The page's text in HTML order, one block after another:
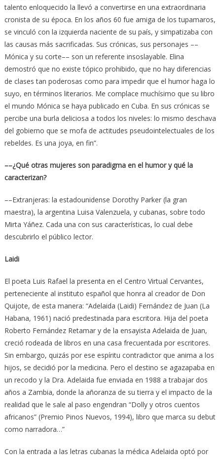
talento enloquecido la llevó a convertirse en una extraordinaria
cronista de su época. En los años 60 fue amiga de los tupamaros,
se vinculó con la izquierda naciente de su país, y simpatizaba con
las causas más sacrificadas. Sus crónicas, sus personajes ––
Mónica y su corte–– son un referente insoslayable. Elina
demostró que no existe tópico prohibido, que no hay diferencias
de clases tan poderosas como para impedir que el humor haga lo
suyo, en términos literarios. Me complace muchísimo que su libro
el mundo Mónica se haya publicado en Cuba. En sus crónicas se
percibe una burla deliciosa a todos los niveles: lo mismo deschava
del gobierno que se mofa de actitudes pseudointelectuales de los
rebeldes. Es una joya, en fin”.
––¿Qué otras mujeres son paradigma en el humor y qué la
caracterizan?
––Extranjeras: la estadounidense Dorothy Parker (la gran
maestra), la argentina Luisa Valenzuela, y cubanas, sobre todo
Mirta Yáñez. Cada una con sus características, lo cual debe
descubrirlo el público lector.
Laidi
El poeta Luis Rafael la presenta en el Centro Virtual Cervantes,
perteneciente al instituto español que honra al creador de Don
Quijote, de esta manera: “Adelaida (Laidi) Fernández de Juan (La
Habana, 1961) nació predestinada para escritora. Hija del poeta
Roberto Fernández Retamar y de la ensayista Adelaida de Juan,
creció rodeada de libros en una casa frecuentada por escritores.
Sin embargo, quizás por ese espíritu contradictor que anima a los
hijos, se decidió por la medicina. Pero el destino se agazapaba en
un recodo y la Dra. Adelaida fue enviada en 1988 a trabajar dos
años a Zambia, donde la añoranza de su tierra y el impacto de la
realidad que le sale al paso engendran “Dolly y otros cuentos
africanos” (Premio Pinos Nuevos, 1994), libro que marca su debut
como narradora…”
Con la entrada a las letras cubanas la médica Adelaida optó por